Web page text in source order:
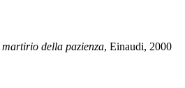
della pazienza, Einaudi, 2000